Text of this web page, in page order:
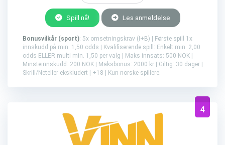
Spill nå! Les anmeldelse
Bonusvilkår (sport): 5x omsetningskrav (I+B) | Første spill 1x
innskudd på min. 1,50 odds | Kvalifiserende spill: Enkelt min. 2,00
odds ELLER multi min. 1,50 per valg | Maks innsats: 500 NOK |
Minsteinnskudd: 200 NOK | Maksbonus: 2000 kr | Giltig: 30 dager |
Skrill/Neteller ekskludert | +18 | Kun norske spillere.
4